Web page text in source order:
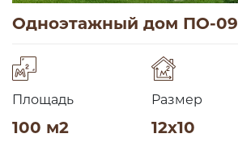
Одноэтажный дом ПО-09
Площадь
100 м2
Размер
12х10